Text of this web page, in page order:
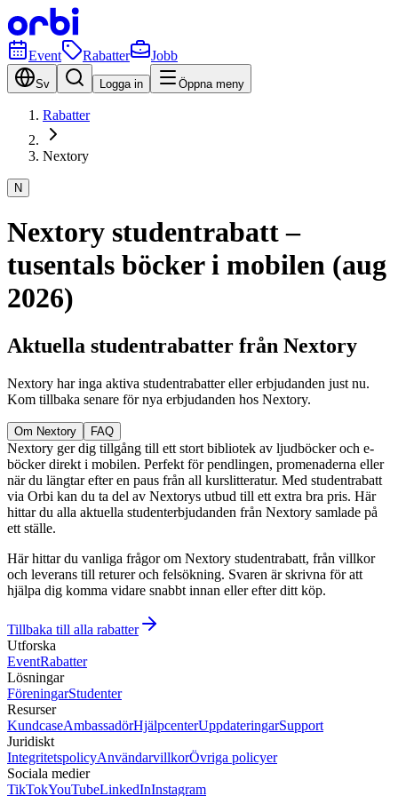
Event Rabatter Jobb
Sv Logga in Öppna meny
Rabatter
Nextory
N
Nextory studentrabatt –
tusentals böcker i mobilen (aug
2026)
Aktuella studentrabatter från Nextory
Nextory har inga aktiva studentrabatter eller erbjudanden just nu.
Kom tillbaka senare för nya erbjudanden hos Nextory.
Om Nextory FAQ
Nextory ger dig tillgång till ett stort bibliotek av ljudböcker och e-
böcker direkt i mobilen. Perfekt för pendlingen, promenaderna eller
när du längtar efter en paus från all kurslitteratur. Med studentrabatt
via Orbi kan du ta del av Nextorys utbud till ett extra bra pris. Här
hittar du alla aktuella studenterbjudanden från Nextory samlade på
ett ställe.
Här hittar du vanliga frågor om Nextory studentrabatt, från villkor
och leverans till returer och felsökning. Svaren är skrivna för att
hjälpa dig komma vidare snabbt innan eller efter ditt köp.
Tillbaka till alla rabatter
Utforska
EventRabatter
Lösningar
FöreningarStudenter
Resurser
KundcaseAmbassadörHjälpcenterUppdateringarSupport
Juridiskt
IntegritetspolicyAnvändarvillkorÖvriga policyer
Sociala medier
TikTokYouTubeLinkedInInstagram